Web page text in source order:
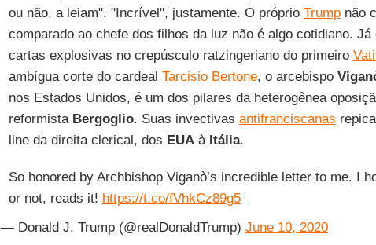
ou não, a leiam". "Incrível", justamente. O próprio Trumpnão
comparado ao chefe dos filhos da luz não é algo cotidiano.
cartas explosivas no crepúsculo ratzingeriano do primeiro
ambígua corte do cardeal Tarcisio Bertone, o arcebispo
nos Estados Unidos, é um dos pilares da heterogênea
reformista Bergoglio. Suas invectivas antifranciscanas
line da direita clerical, dos EUAà Itália.
So honored by Archbishop Viganò’s incredible letter to me. I
or not, reads it! https://t.co/fVhkCz89g5
— Donald J. Trump (@realDonaldTrump) June 10, 2020